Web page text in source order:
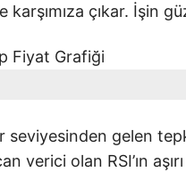
çıkar. İşin
seviyesinden gelen
verici olan RSI’ın